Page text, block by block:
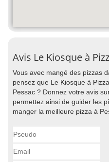
Avis Le Kiosque à
Vous avec mangé des pizzas
pensez que Le Kiosque à
Pessac ? Donnez votre avis
permettez ainsi de guider les
manger la meilleure pizza à